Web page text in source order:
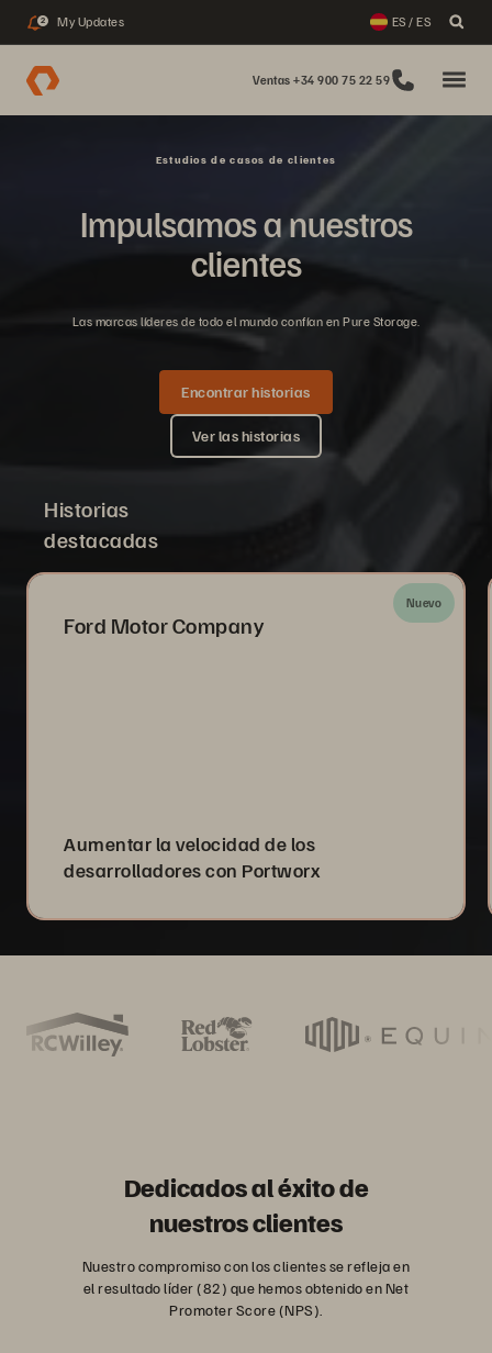
2 My Updates ES / ES
Ventas +34 900 75 22 59
Estudios de casos de clientes
Impulsamos a nuestros
clientes
Las marcas líderes de todo el mundo confían en Pure Storage.
Encontrar historias
Ver las historias
Historias
destacadas
Nuevo
Ford Motor Company
Aumentar la velocidad de los
desarrolladores con Portworx
Dedicados al éxito de
nuestros clientes
Nuestro compromiso con los clientes se refleja en
el resultado líder (82) que hemos obtenido en Net
Promoter Score (NPS).